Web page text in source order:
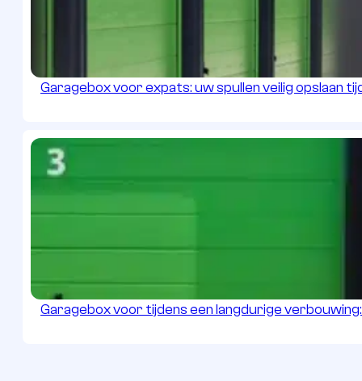
Garagebox voor expats: uw spullen veilig opslaan
Garagebox voor tijdens een langdurige